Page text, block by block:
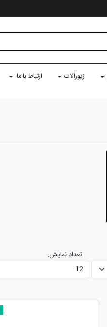
زیورآلات ارتباط با ما
تعداد نمایش: